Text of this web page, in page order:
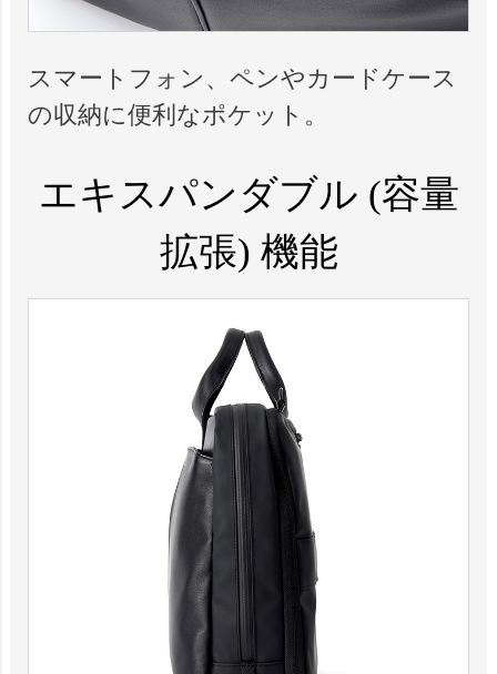
スマートフォン、ペンやカードケース
の収納に便利なポケット。
エキスパンダブル (容量
拡張) 機能